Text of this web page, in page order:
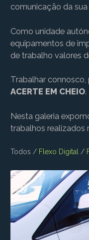
comunicação da sua
Como unidade
equipamentos de
de trabalho valores
Trabalhar
ACERTE EM CHEIO.
Nesta galeria
trabalhos realizados
Todos / Flexo Digital /